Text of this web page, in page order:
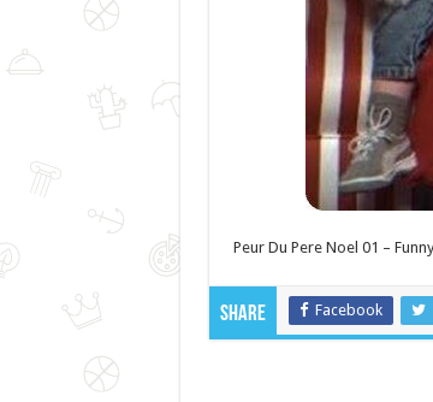
Peur Du Pere Noel 01 –
Share Facebook